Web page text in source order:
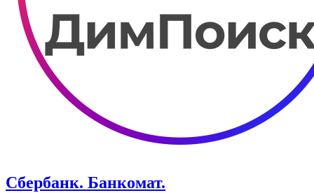
Сбербанк. Банкомат.